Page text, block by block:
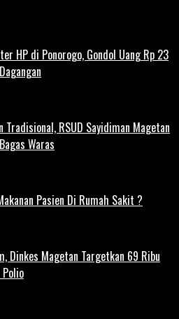
HP di Ponorogo, Gondol Uang Rp 23
Tradisional, RSUD Sayidiman Magetan
Waras
Pasien Di Rumah Sakit ?
Dinkes Magetan Targetkan 69 Ribu